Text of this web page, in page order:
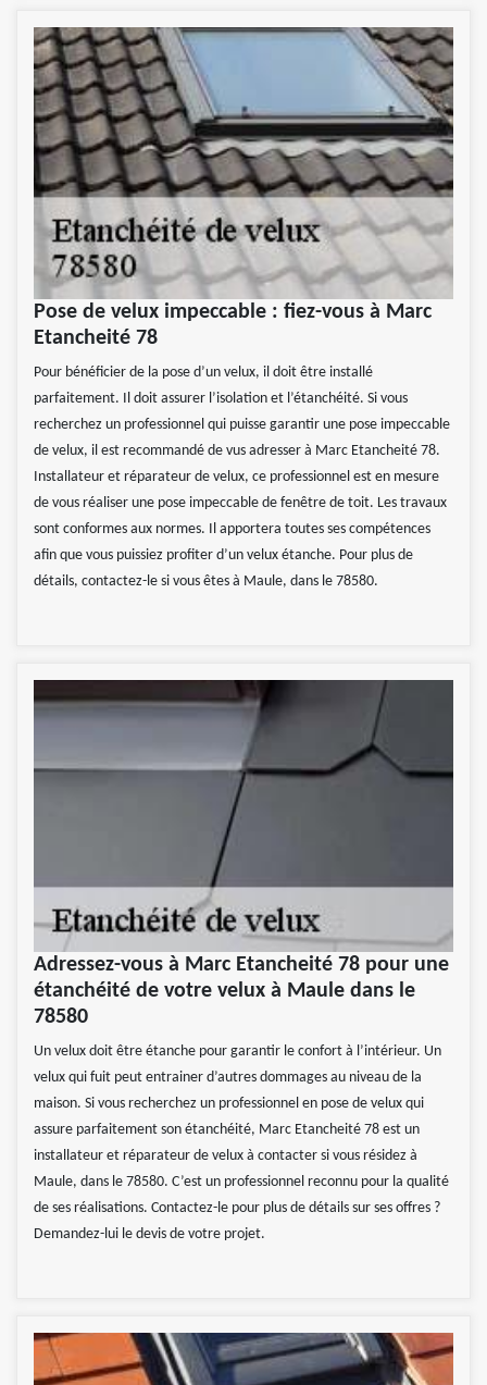
Pose de velux impeccable : fiez-vous à Marc
Etancheité 78
Pour bénéficier de la pose d’un velux, il doit être installé
parfaitement. Il doit assurer l’isolation et l’étanchéité. Si vous
recherchez un professionnel qui puisse garantir une pose impeccable
de velux, il est recommandé de vus adresser à Marc Etancheité 78.
Installateur et réparateur de velux, ce professionnel est en mesure
de vous réaliser une pose impeccable de fenêtre de toit. Les travaux
sont conformes aux normes. Il apportera toutes ses compétences
afin que vous puissiez profiter d’un velux étanche. Pour plus de
détails, contactez-le si vous êtes à Maule, dans le 78580.
Adressez-vous à Marc Etancheité 78 pour une
étanchéité de votre velux à Maule dans le
78580
Un velux doit être étanche pour garantir le confort à l’intérieur. Un
velux qui fuit peut entrainer d’autres dommages au niveau de la
maison. Si vous recherchez un professionnel en pose de velux qui
assure parfaitement son étanchéité, Marc Etancheité 78 est un
installateur et réparateur de velux à contacter si vous résidez à
Maule, dans le 78580. C’est un professionnel reconnu pour la qualité
de ses réalisations. Contactez-le pour plus de détails sur ses offres ?
Demandez-lui le devis de votre projet.